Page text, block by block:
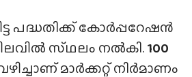
പദ്ധതിക്ക് കോർപ്പറേഷൻ
സ്‌ഥലം നൽകി.100
മാർക്കറ്റ് നിർമാണം